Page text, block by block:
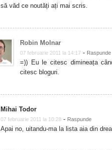
să văd ce noutăți ați mai scris.
Robin Molnar
07 februarie 2011 la 14:17 - Raspunde
=)) Eu le citesc dimineața
citesc bloguri.
Mihai Todor
07 februarie 2011 la 10:28 - Raspunde
Apai no, uitandu-ma la lista aia din